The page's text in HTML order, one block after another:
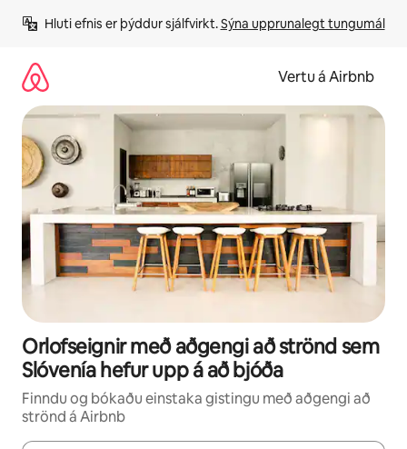
beint
Hluti efnis er þýddur sjálfvirkt. Sýna upprunalegt tungumál
Vertu á Airbnb
Orlofseignir með aðgengi að strönd sem
Slóvenía hefur upp á að bjóða
Finndu og bókaðu einstaka gistingu með aðgengi að
strönd á Airbnb